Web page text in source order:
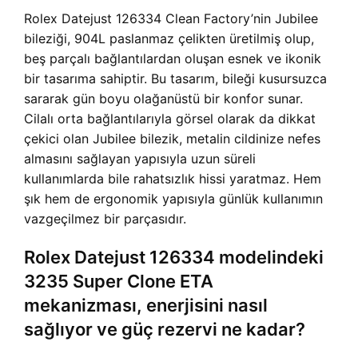
Rolex Datejust 126334 Clean Factory’nin Jubilee
bileziği, 904L paslanmaz çelikten üretilmiş olup,
beş parçalı bağlantılardan oluşan esnek ve ikonik
bir tasarıma sahiptir. Bu tasarım, bileği kusursuzca
sararak gün boyu olağanüstü bir konfor sunar.
Cilalı orta bağlantılarıyla görsel olarak da dikkat
çekici olan Jubilee bilezik, metalin cildinize nefes
almasını sağlayan yapısıyla uzun süreli
kullanımlarda bile rahatsızlık hissi yaratmaz. Hem
şık hem de ergonomik yapısıyla günlük kullanımın
vazgeçilmez bir parçasıdır.
Rolex Datejust 126334 modelindeki
3235 Super Clone ETA
mekanizması, enerjisini nasıl
sağlıyor ve güç rezervi ne kadar?